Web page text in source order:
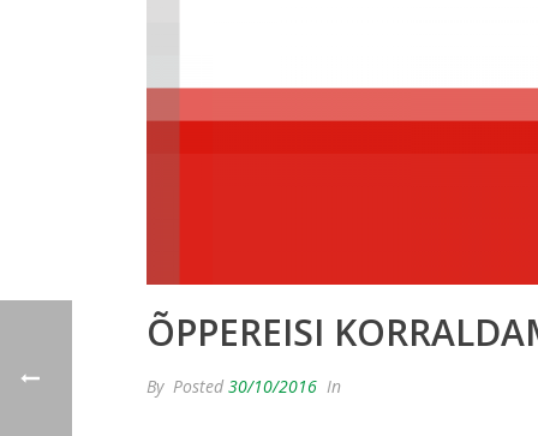
ÕPPEREISI
By Posted 30/10/2016 In